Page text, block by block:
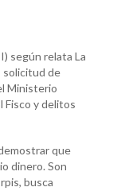
según relata La
solicitud de
Ministerio
Fisco y delitos
que
dinero. Son
busca